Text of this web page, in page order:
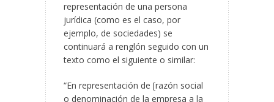
representación de una persona
jurídica (como es el caso, por
ejemplo, de sociedades) se
continuará a renglón seguido con un
texto como el siguiente o similar:
“En representación de [razón social
o denominación de la empresa a la